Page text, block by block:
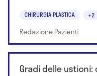
CHIRURGIA PLASTICA +2
Redazione Pazienti
Gradi delle